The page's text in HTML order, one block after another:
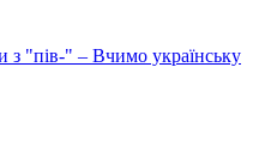
з "пів-" – Вчимо українську